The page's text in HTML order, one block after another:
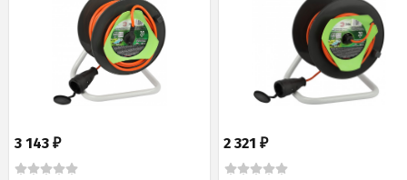
3 143 ₽ 2 321₽